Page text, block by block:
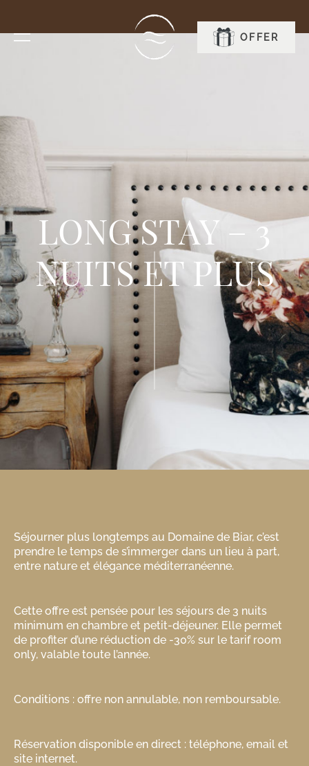
BOOK
OFFER
LONG STAY – 3
NUITS ET PLUS
Séjourner plus longtemps au Domaine de Biar, c’est
prendre le temps de s’immerger dans un lieu à part,
entre nature et élégance méditerranéenne.
Cette offre est pensée pour les séjours de 3 nuits
minimum en chambre et petit-déjeuner. Elle permet
de profiter d’une réduction de -30% sur le tarif room
only, valable toute l’année.
Conditions : offre non annulable, non remboursable.
Réservation disponible en direct : téléphone, email et
site internet.